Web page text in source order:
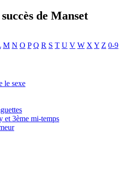
de Manset
M N O P Q R S T U V W X Y Z 0-9
le sexe
et 3ème mi-temps